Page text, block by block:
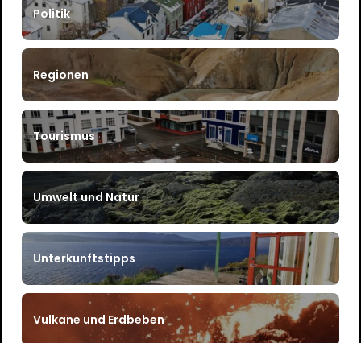
Politik
Regionen
Tourismus
Umwelt und Natur
Unterkunftstipps
Vulkane und Erdbeben